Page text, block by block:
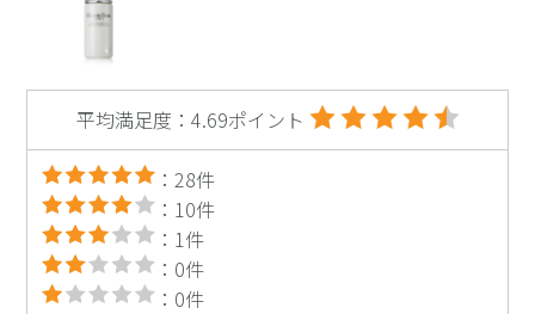
平均満足度：4.69ポイント
：28件
：10件
：1件
：0件
：0件